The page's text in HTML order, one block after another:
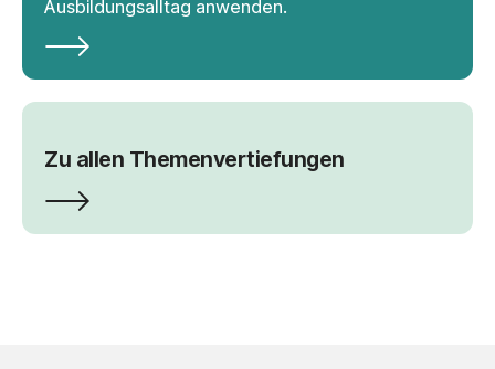
Ausbildungsalltag anwenden.
Zu allen Themenvertiefungen